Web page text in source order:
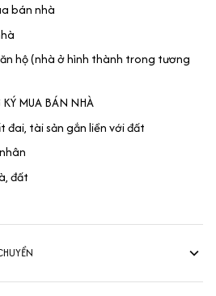
bán nhà
hộ (nhà ở hình thành trong tương
MUA BÁN NHÀ
đai, tài sản gắn liền với đất
đất